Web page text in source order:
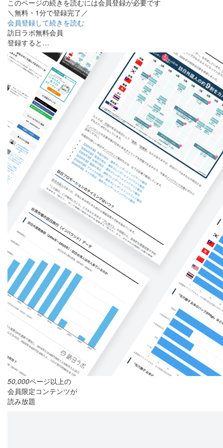
このページの続きを読むには会員登録が必要です
＼無料・1分で登録完了／
会員登録して続きを読む
訪日ラボ無料会員
登録すると…
50,000ページ以上の
会員限定コンテンツが
読み放題